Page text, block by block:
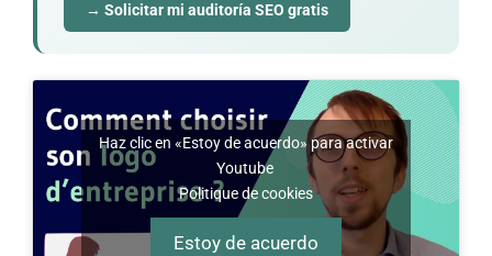
→ Solicitar mi auditoría SEO gratis
Haz clic en «Estoy de acuerdo» para activar
Youtube
Politique de cookies
Estoy de acuerdo